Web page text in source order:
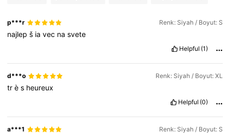
p***r Renk: Siyah / Boyut: S
najlepš iavec nasvete
Helpful (1)
d***o Renk: Siyah / Boyut: XL
très heureux
Helpful (0)
a***1 Renk: Siyah / Boyut: S